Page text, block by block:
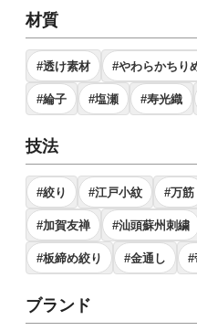
材質
#透け素材 #やわらかちり
#綸子 #塩瀬 #寿光織
技法
#絞り #江戸小紋 #万筋
#加賀友禅 #汕頭蘇州刺繍
#板締め絞り #金通し #
ブランド